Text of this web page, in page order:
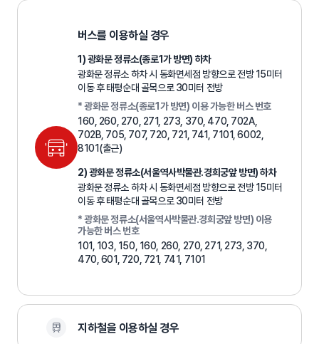
버스를 이용하실 경우
1) 광화문 정류소(종로1가 방면) 하차
광화문 정류소 하차 시 동화면세점 방향으로 전방 15미터
이동 후 태평순대 골목으로 30미터 전방
* 광화문 정류소(종로1가 방면) 이용 가능한 버스 번호
160, 260, 270, 271, 273, 370, 470, 702A,
702B, 705, 707, 720, 721, 741, 7101, 6002,
8101(출근)
2) 광화문 정류소(서울역사박물관.경희궁앞 방면) 하차
광화문 정류소 하차 시 동화면세점 방향으로 전방 15미터
이동 후 태평순대 골목으로 30미터 전방
* 광화문 정류소(서울역사박물관.경희궁앞 방면) 이용
가능한 버스 번호
101, 103, 150, 160, 260, 270, 271, 273, 370,
470, 601, 720, 721, 741, 7101
지하철을 이용하실 경우